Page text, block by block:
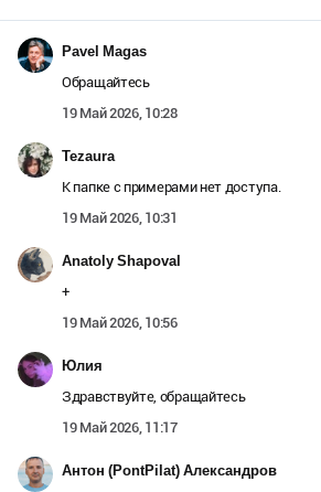
Pavel Magas
Обращайтесь
19 Май 2026, 10:28
Tezaura
К папке с примерами нет доступа.
19 Май 2026, 10:31
Anatoly Shapoval
+
19 Май 2026, 10:56
Юлия
Здравствуйте, обращайтесь
19 Май 2026, 11:17
Антон (PontPilat) Александров